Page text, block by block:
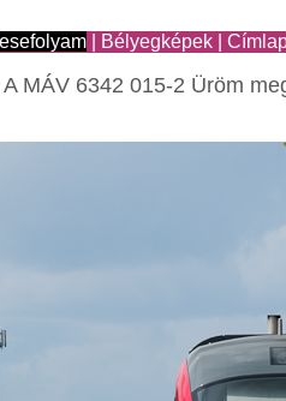
Bélyegképek
A MÁV 6342 015-2 Üröm